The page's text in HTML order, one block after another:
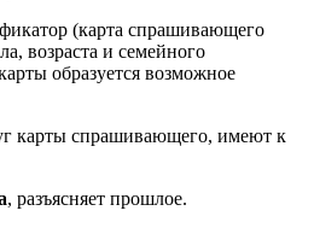
(карта спрашивающего
возраста и семейного
образуется возможное
карты спрашивающего, имеют к
, разъясняет прошлое.